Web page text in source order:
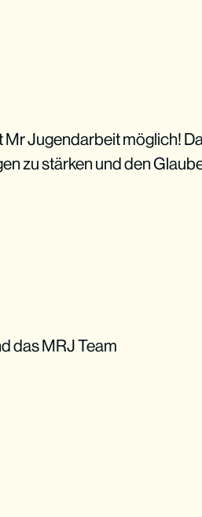
Mr Jugendarbeit möglich!
zu stärken und den
das MRJ Team